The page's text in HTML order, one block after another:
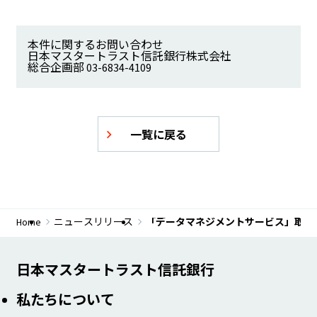
本件に関するお問い合わせ
日本マスタートラスト信託銀行株式会社
総合企画部 03-6834-4109
一覧に戻る
Home ニュースリリース 「データマネジメントサービス」取
日本マスタートラスト信託銀行
私たちについて